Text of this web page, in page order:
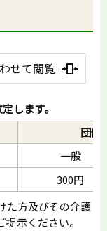
せて閲覧
します。
団体
一般
300円
た方及びその介護
示ください。